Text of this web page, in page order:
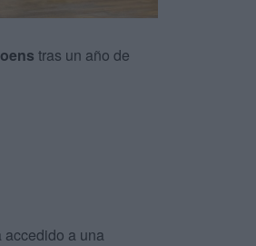
tras un año de
accedido a una